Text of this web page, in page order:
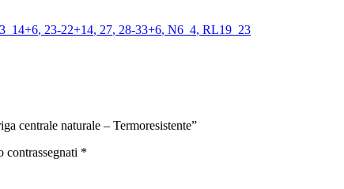
, 23-22+14, 27, 28-33+6, N6_4, RL19_23
centrale naturale – Termoresistente”
contrassegnati *